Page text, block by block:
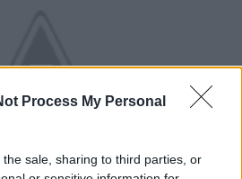
Process My Personal
sale, sharing to third parties, or